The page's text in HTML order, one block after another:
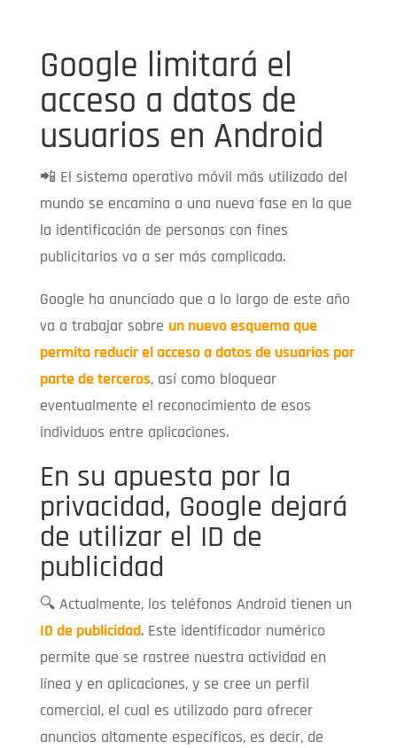
Google limitará el
acceso a datos de
usuarios en Android
📲 El sistema operativo móvil más utilizado del
mundo se encamina a una nueva fase en la que
la identificación de personas con fines
publicitarios va a ser más complicada.
Google ha anunciado que a lo largo de este año
va a trabajar sobre un nuevo esquema que
permita reducir el acceso a datos de usuarios por
parte de terceros, así como bloquear
eventualmente el reconocimiento de esos
individuos entre aplicaciones.
En su apuesta por la
privacidad, Google dejará
de utilizar el ID de
publicidad
🔍 Actualmente, los teléfonos Android tienen un
ID de publicidad. Este identificador numérico
permite que se rastree nuestra actividad en
línea y en aplicaciones, y se cree un perfil
comercial, el cual es utilizado para ofrecer
anuncios altamente específicos, es decir, de